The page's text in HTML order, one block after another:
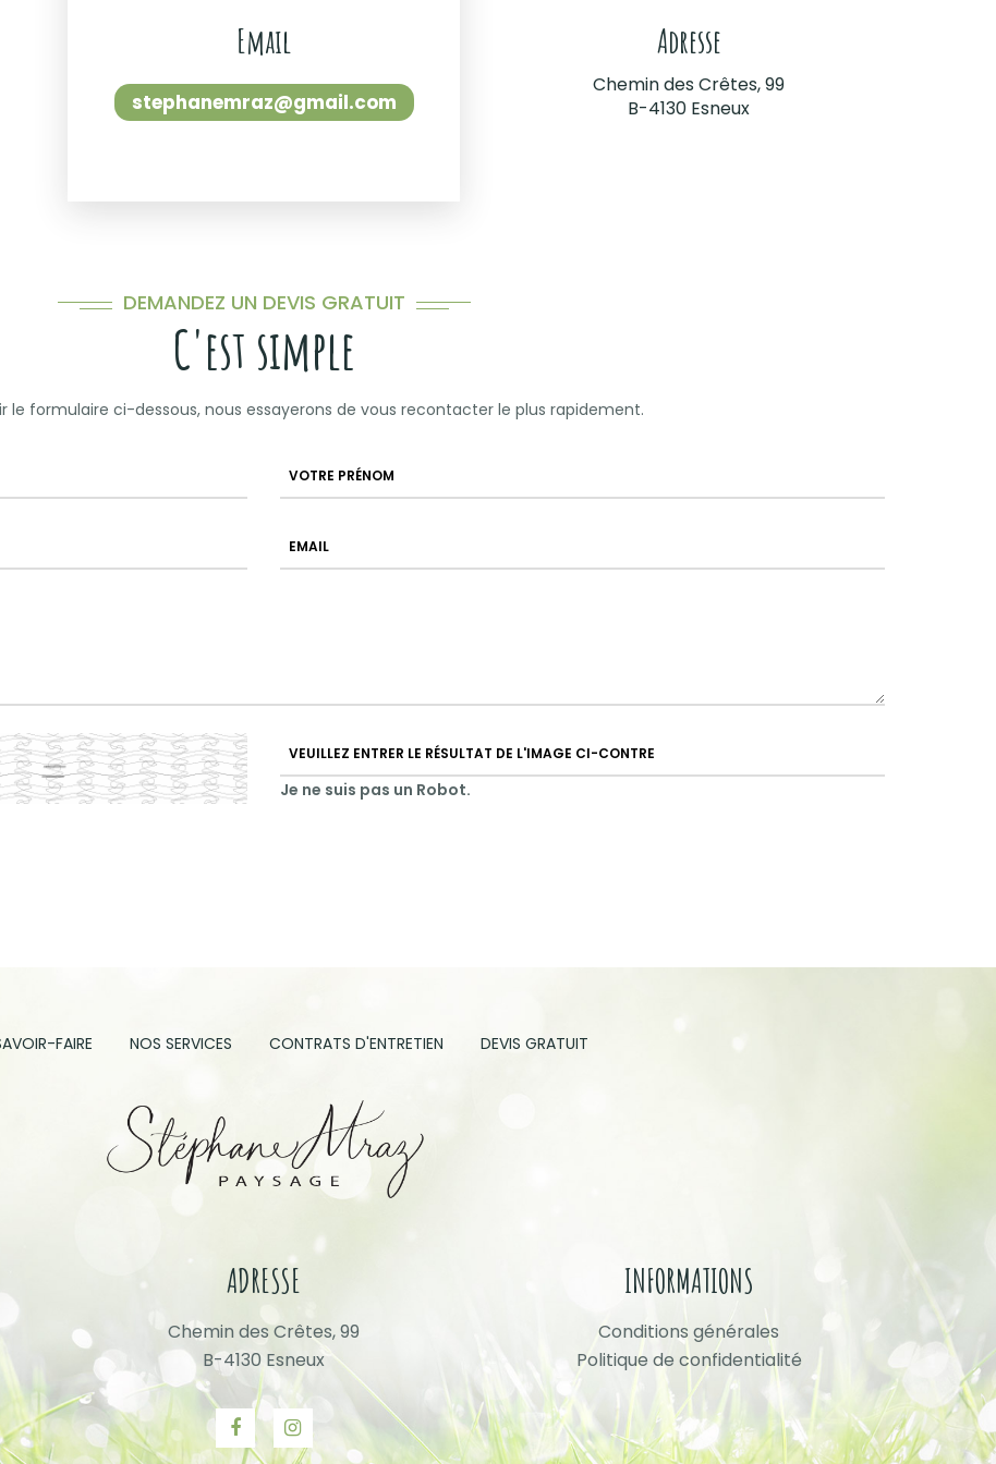
Email
stephanemraz@gmail.com
Adresse
Chemin des Crêtes, 99
B-4130 Esneux
DEMANDEZ UN DEVIS GRATUIT
C'est simple
le formulaire ci-dessous, nous essayerons de vous recontacter le plus rapidement.
Je ne suis pas un Robot.
FAIRE NOS SERVICES CONTRATS D'ENTRETIEN DEVIS GRATUIT
ADRESSE
Chemin des Crêtes, 99
B-4130 Esneux
INFORMATIONS
Conditions générales
Politique de confidentialité